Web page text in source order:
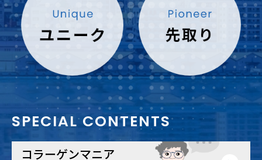
SPECIAL CONTENTS
コラーゲンマニア